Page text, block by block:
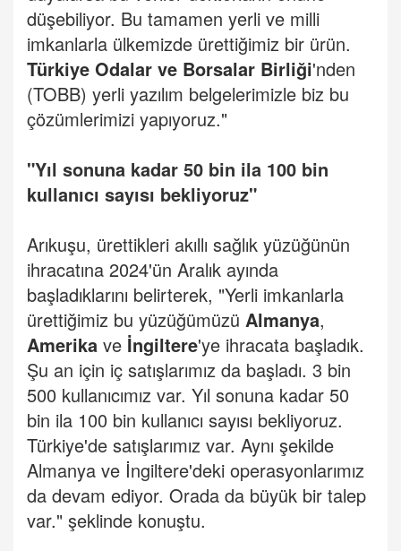
düşebiliyor. Bu tamamen yerli ve milli
imkanlarla ülkemizde ürettiğimiz bir ürün.
Türkiye Odalar ve Borsalar Birliği'nden
(TOBB) yerli yazılım belgelerimizle biz bu
çözümlerimizi yapıyoruz."
"Yıl sonuna kadar 50 bin ila 100 bin
kullanıcı sayısı bekliyoruz"
Arıkuşu, ürettikleri akıllı sağlık yüzüğünün
ihracatına 2024'ün Aralık ayında
başladıklarını belirterek, "Yerli imkanlarla
ürettiğimiz bu yüzüğümüzü Almanya,
Amerika ve İngiltere'ye ihracata başladık.
Şu an için iç satışlarımız da başladı. 3 bin
500 kullanıcımız var. Yıl sonuna kadar 50
bin ila 100 bin kullanıcı sayısı bekliyoruz.
Türkiye'de satışlarımız var. Aynı şekilde
Almanya ve İngiltere'deki operasyonlarımız
da devam ediyor. Orada da büyük bir talep
var." şeklinde konuştu.